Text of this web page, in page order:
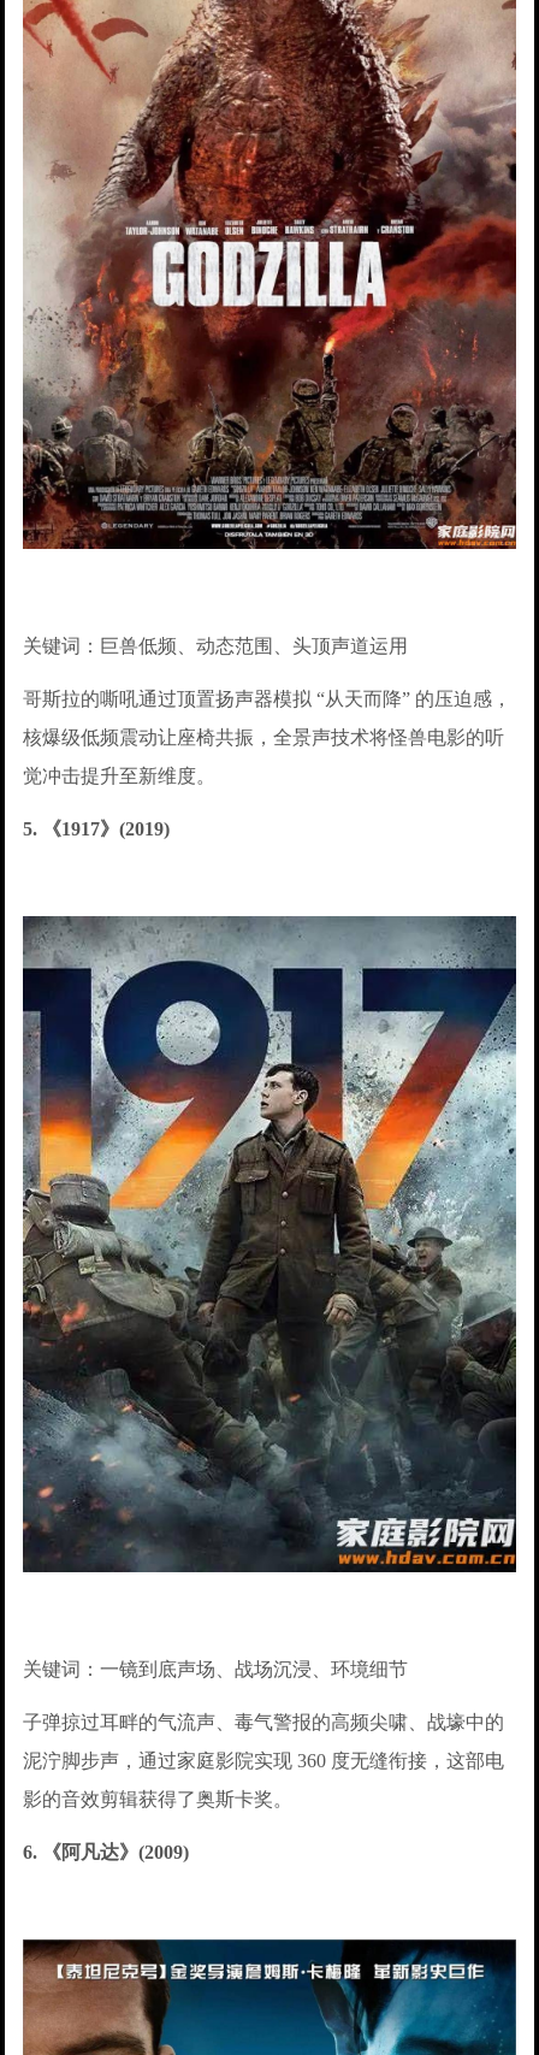
关键词：巨兽低频、动态范围、头顶声道运用
哥斯拉的嘶吼通过顶置扬声器模拟 “从天而降” 的压迫感，
核爆级低频震动让座椅共振，全景声技术将怪兽电影的听
觉冲击提升至新维度。
5. 《1917》(2019)
关键词：一镜到底声场、战场沉浸、环境细节
子弹掠过耳畔的气流声、毒气警报的高频尖啸、战壕中的
泥泞脚步声，通过家庭影院实现 360 度无缝衔接，这部电
影的音效剪辑获得了奥斯卡奖。
6. 《阿凡达》(2009)